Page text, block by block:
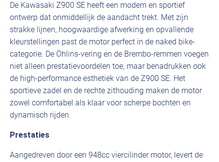
De Kawasaki Z900 SE heeft een modern en sportief
ontwerp dat onmiddellijk de aandacht trekt. Met zijn
strakke lijnen, hoogwaardige afwerking en opvallende
kleurstellingen past de motor perfect in de naked bike-
categorie. De Öhlins-vering en de Brembo-remmen voegen
niet alleen prestatievoordelen toe, maar benadrukken ook
de high-performance esthetiek van de Z900 SE. Het
sportieve zadel en de rechte zithouding maken de motor
zowel comfortabel als klaar voor scherpe bochten en
dynamisch rijden.
Prestaties
Aangedreven door een 948cc viercilinder motor, levert de